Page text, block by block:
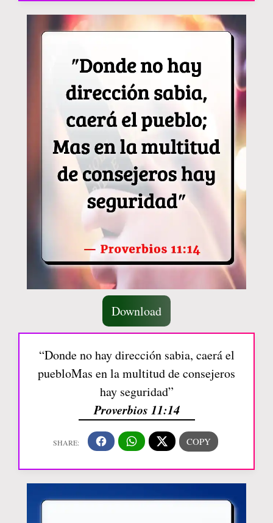
Download
“Donde no hay dirección sabia, caerá el
puebloMas en la multitud de consejeros
hay seguridad”
Proverbios 11:14